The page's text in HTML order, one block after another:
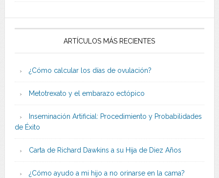
ARTÍCULOS MÁS RECIENTES
¿Cómo calcular los días de ovulación?
Metotrexato y el embarazo ectópico
Inseminación Artificial: Procedimiento y Probabilidades
de Éxito
Carta de Richard Dawkins a su Hija de Diez Años
¿Cómo ayudo a mi hijo a no orinarse en la cama?